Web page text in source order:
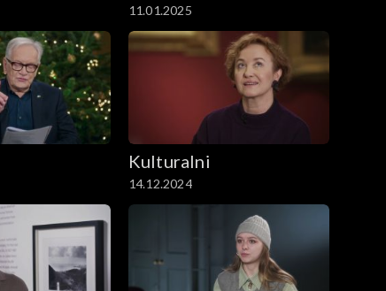
11.01.2025
Kulturalni
14.12.2024